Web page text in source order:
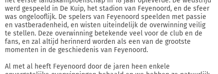
werd gespeeld in De Kuip, het stadion van Feyenoord, en de sfeer
was ongelooflijk. De spelers van Feyenoord speelden met passie
en vastberadenheid, en wisten uiteindelijk de overwinning veilig
te stellen. Deze overwinning betekende veel voor de club en de
fans, en zal altijd herinnerd worden als een van de grootste
momenten in de geschiedenis van Feyenoord.
Al met al heeft Feyenoord door de jaren heen enkele